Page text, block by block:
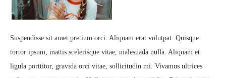
Suspendisse sit amet pretium orci. Aliquam erat volutpat. Quisque
tortor ipsum, mattis scelerisque vitae, malesuada nulla. Aliquam et
ligula porttitor, gravida orci vitae, sollicitudin mi. Vivamus ultrices